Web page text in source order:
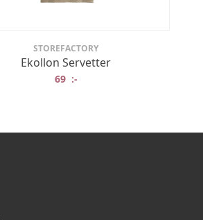
STOREFACTORY
Ekollon Servetter
69 :-